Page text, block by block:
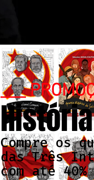
Compre os
das Três
com até
___